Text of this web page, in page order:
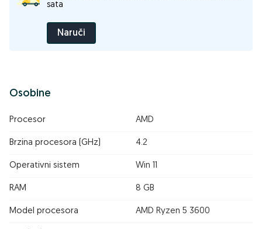
sata
Naruči
Osobine
Procesor AMD
Brzina procesora (GHz) 4.2
Operativni sistem Win 11
RAM 8 GB
Model procesora AMD Ryzen 5 3600